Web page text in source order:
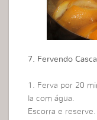
7. Fervendo
1. Ferva por 20
la com água.
Escorra e reserve.